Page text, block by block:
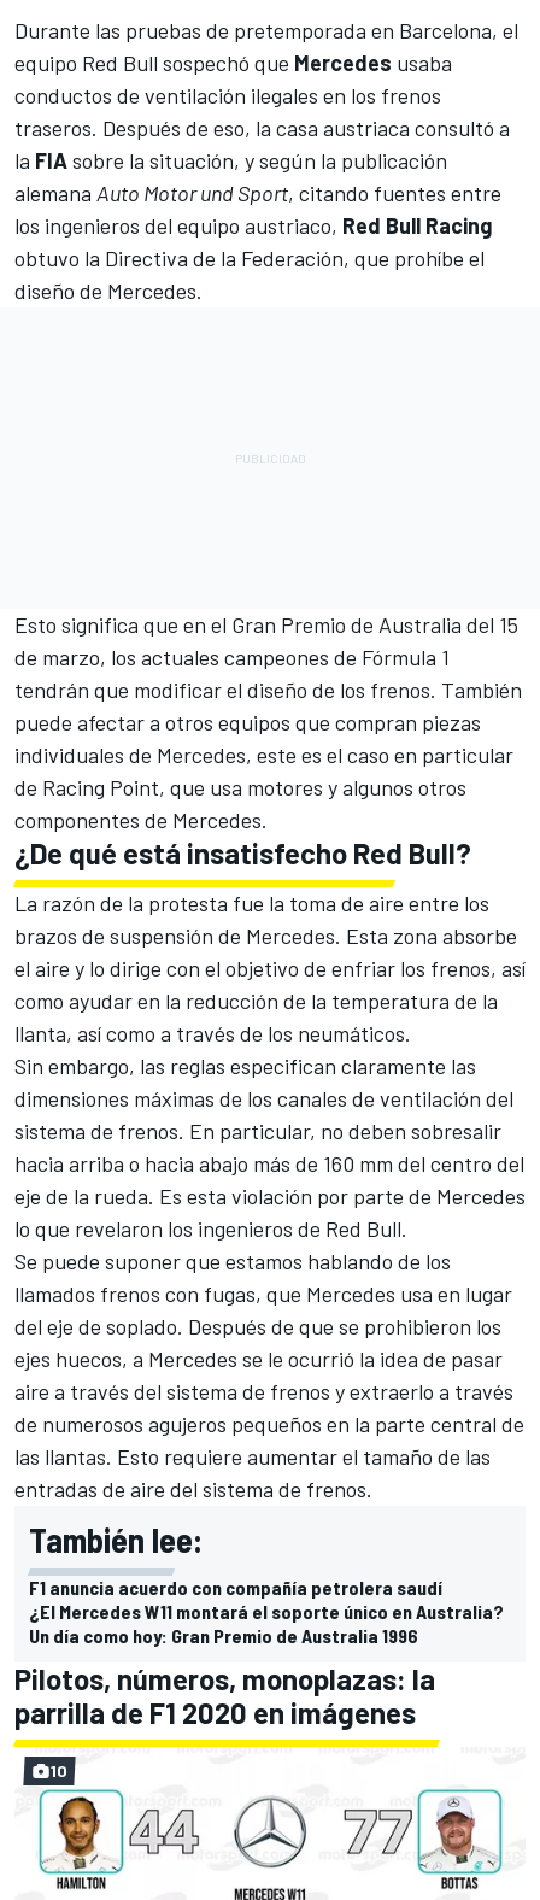
Durante las pruebas de pretemporada en Barcelona, ​​el
equipo Red Bull sospechó que Mercedes usaba
conductos de ventilación ilegales en los frenos
traseros. Después de eso, la casa austriaca consultó a
la FIAsobre la situación, y según la publicación
alemana Auto Motor und Sport, citando fuentes entre
los ingenieros del equipo austriaco, Red Bull Racing
obtuvo la Directiva de la Federación, que prohíbe el
diseño de Mercedes.
Esto significa que en el Gran Premio de Australia del 15
de marzo, los actuales campeones de Fórmula 1
tendrán que modificar el diseño de los frenos. También
puede afectar a otros equipos que compran piezas
individuales de Mercedes, este es el caso en particular
de Racing Point, que usa motores y algunos otros
componentes de Mercedes.
¿De qué está insatisfecho Red Bull?
La razón de la protesta fue la toma de aire entre los
brazos de suspensión de Mercedes. Esta zona absorbe
el aire y lo dirige con el objetivo de enfriar los frenos, así
como ayudar en la reducción de la temperatura de la
llanta, así como a través de los neumáticos.
Sin embargo, las reglas especifican claramente las
dimensiones máximas de los canales de ventilación del
sistema de frenos. En particular, no deben sobresalir
hacia arriba o hacia abajo más de 160 mm del centro del
eje de la rueda. Es esta violación por parte de Mercedes
lo que revelaron los ingenieros de Red Bull.
Se puede suponer que estamos hablando de los
llamados frenos con fugas, que Mercedes usa en lugar
del eje de soplado. Después de que se prohibieron los
ejes huecos, a Mercedes se le ocurrió la idea de pasar
aire a través del sistema de frenos y extraerlo a través
de numerosos agujeros pequeños en la parte central de
las llantas. Esto requiere aumentar el tamaño de las
entradas de aire del sistema de frenos.
También lee:
F1 anuncia acuerdo con compañía petrolera saudí
¿El Mercedes W11 montará el soporte único en Australia?
Un día como hoy: Gran Premio de Australia 1996
Pilotos, números, monoplazas: la
parrilla de F1 2020 en imágenes
10